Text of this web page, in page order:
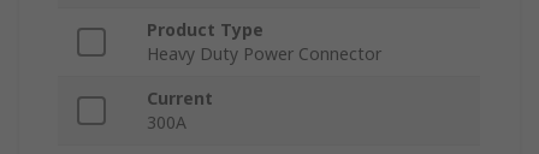
Product Type
Heavy Duty Power Connector
Current
300A